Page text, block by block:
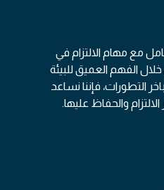
مع مهام الالتزام في
الفهم العميق للبيئة
التطورات، فإننا نساعد
والحفاظ عليها.